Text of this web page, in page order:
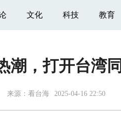
文化 科技 教育
潮，打开台湾
来源： 看台海 2025-04-16 22:50